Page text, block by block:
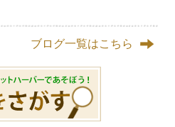
ブログ一覧はこちら